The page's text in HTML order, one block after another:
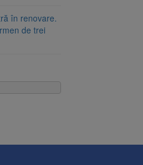
în renovare.
de trei